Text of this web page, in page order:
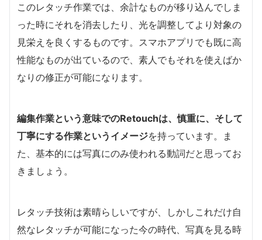
このレタッチ作業では、余計なものが移り込んでしま
った時にそれを消去したり、光を調整してより対象の
見栄えを良くするものです。スマホアプリでも既に高
性能なものが出ているので、素人でもそれを使えばか
なりの修正が可能になります。
編集作業という意味でのRetouchは、慎重に、そして
丁寧にする作業というイメージを持っています。ま
た、基本的には写真にのみ使われる動詞だと思ってお
きましょう。
レタッチ技術は素晴らしいですが、しかしこれだけ自
然なレタッチが可能になった今の時代、写真を見る時